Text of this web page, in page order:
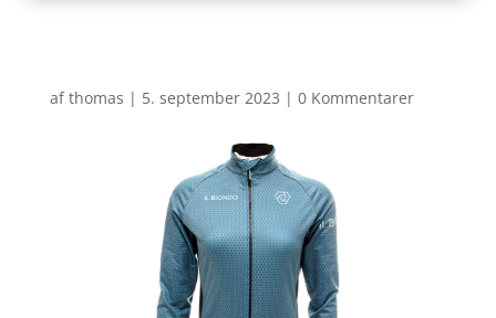
afthomas | 5. september 2023 | 0 Kommentarer